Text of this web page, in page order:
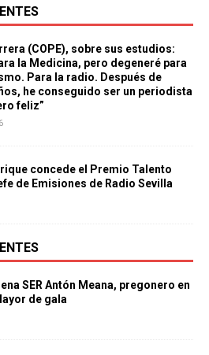
(COPE), sobre sus estudios:
la Medicina, pero degeneré para
Para la radio. Después de
he conseguido ser un periodista
feliz”
concede el Premio Talento
de Emisiones de Radio Sevilla
SER Antón Meana, pregonero en
de gala